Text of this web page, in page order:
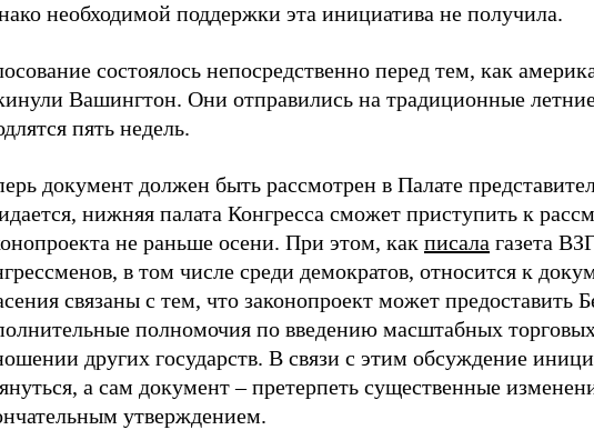
необходимой поддержки эта инициатива не получила.
состоялось непосредственно перед тем, как
Вашингтон. Они отправились на традиционные
пять недель.
документ должен быть рассмотрен в Палате
нижняя палата Конгресса сможет приступить к
не раньше осени. При этом, как писала газета
в том числе среди демократов, относится к
связаны с тем, что законопроект может предоставить
полномочия по введению масштабных
других государств. В связи с этим обсуждение
а сам документ – претерпеть существенные
утверждением.